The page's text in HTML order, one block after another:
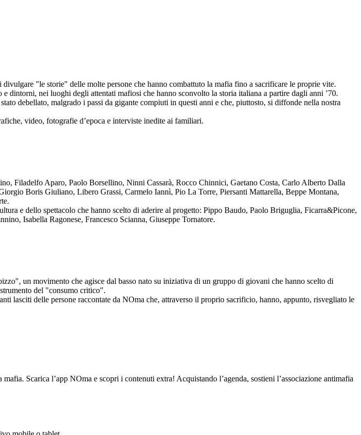
"le storie" delle molte persone che hanno combattuto la mafia fino a sacrificare le proprie vite.
dintorni, nei luoghi degli attentati mafiosi che hanno sconvolto la storia italiana a partire dagli anni ’70.
debellato, malgrado i passi da gigante compiuti in questi anni e che, piuttosto, si diffonde nella nostra
video, fotografie d’epoca e interviste inedite ai familiari.
Filadelfo Aparo, Paolo Borsellino, Ninni Cassarà, Rocco Chinnici, Gaetano Costa, Carlo Alberto Dalla
Boris Giuliano, Libero Grassi, Carmelo Iannì, Pio La Torre, Piersanti Mattarella, Beppe Montana,
e dello spettacolo che hanno scelto di aderire al progetto: Pippo Baudo, Paolo Briguglia, Ficarra&Picone,
Isabella Ragonese, Francesco Scianna, Giuseppe Tornatore.
un movimento che agisce dal basso nato su iniziativa di un gruppo di giovani che hanno scelto di
del "consumo critico".
lasciti delle persone raccontate da NOma che, attraverso il proprio sacrificio, hanno, appunto, risvegliato le
Scarica l’app NOma e scopri i contenuti extra! Acquistando l’agenda, sostieni l’associazione antimafia